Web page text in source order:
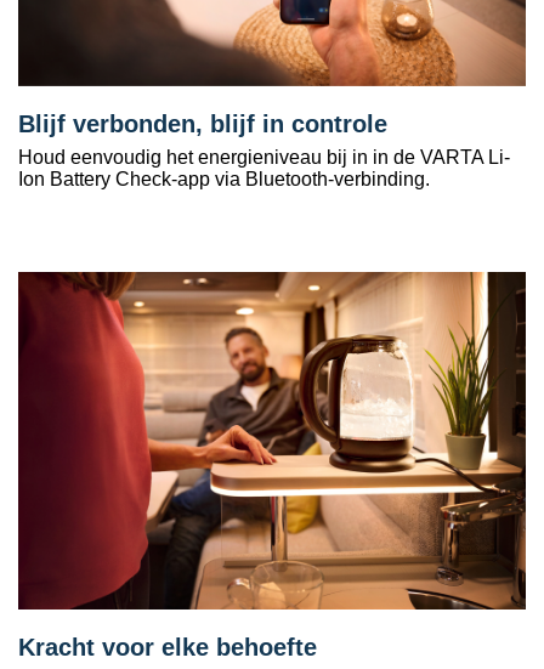
Blijf verbonden, blijf in controle
Houd eenvoudig het energieniveau bij in in de VARTA Li-
Ion Battery Check-app via Bluetooth-verbinding.
Kracht voor elke behoefte